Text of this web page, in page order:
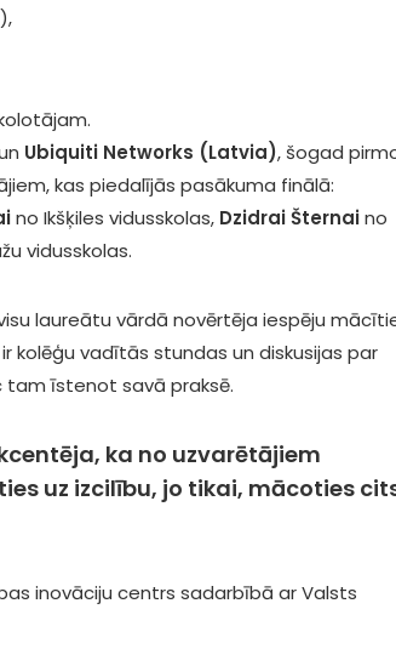
Ubiquiti Networks (Latvia), šogad
kas piedalījās pasākuma finālā:
no Ikšķiles vidusskolas, Dzidrai Šternaino
vidusskolas.
laureātu vārdā novērtēja iespēju
kolēģu vadītās stundas un diskusijas par
īstenot savā praksē.
ka no uzvarētājiem
uz izcilību, jo tikai, mācoties
inovāciju centrs sadarbībā ar Valsts